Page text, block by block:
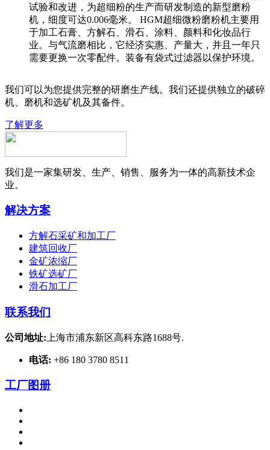
试验和改进，为超细粉的生产而研发制造的新型磨粉
机，细度可达0.006毫米。 HGM超细微粉磨粉机主要用
于加工石膏、方解石、滑石、涂料、颜料和化妆品行
业。与气流磨相比，它经济实惠、产量大，并且一年只
需要更换一次零配件。装备有袋式过滤器以保护环境。
我们可以为您提供完整的研磨生产线。我们还提供独立的破碎
机、磨机和选矿机及其备件。
了解更多
我们是一家集研发、生产、销售、服务为一体的高新技术企
业。
解决方案
方解石采矿和加工厂
建筑回收厂
金矿浓缩厂
铁矿选矿厂
滑石加工厂
联系我们
公司地址: 上海市浦东新区高科东路1688号.
电话: +86 180 3780 8511
工厂图册